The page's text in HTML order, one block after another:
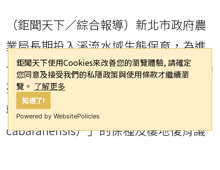
鉅聞天下使用Cookies來改善您的瀏覽體驗, 請確定
您同意及接受我們的私隱政策與使用條款才繼續瀏
覽。 了解更多
知道了!
Powered by WebsitePolicies
（鉅聞天下／綜合報導）新北市政府農
業局長期投入溪流水域生態保育，為進
一步推動原生魚種復育，於5月18日邀集
臺灣與日本淡水魚類領域的權威學者，
就瀕危原生魚類「噶瑪蘭青鱂（Oryzias
cabaranensis）」的保種及棲地復育議